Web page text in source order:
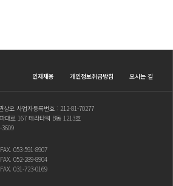
인재채용 개인정보취급방침 오시는 길
오 사업자등록번호 : 212-81-70277
대로 167 테라타워 B동 1213호
3609
053-591-8907
052-289-8904
031-723-0169